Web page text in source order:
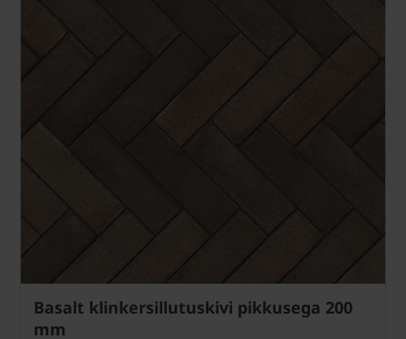
Basalt klinkersillutuskivi pikkusega 200
mm